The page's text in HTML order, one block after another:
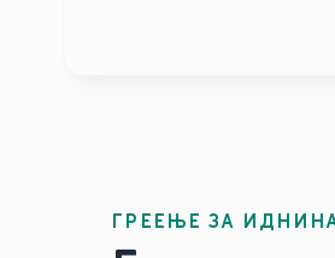
ГРЕЕЊЕ ЗА